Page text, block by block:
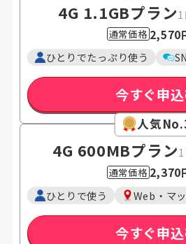
4G 1.1GBプラン
通常価格2,570
ひとりでたっぷり使う
今すぐ申
人気
4G 600MBプラン
通常価格2,370
ひとりで使う Web・マ
今すぐ申